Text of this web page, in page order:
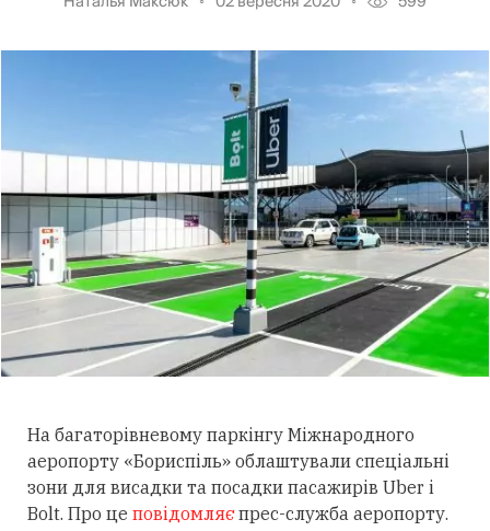
На багаторівневому паркінгу Міжнародного
аеропорту «Бориспіль» облаштували спеціальні
зони для висадки та посадки пасажирів Uber і
Bolt. Про це повідомляєпрес-служба аеропорту.